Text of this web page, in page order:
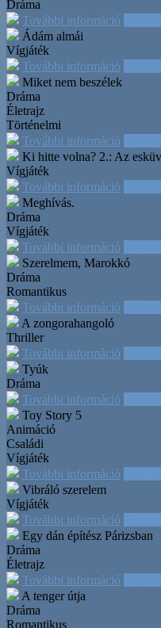
Dráma
További információ
Ádám almái
Vígjáték
További információ
Miket nem beszélek
Dráma
Életrajz
Történelmi
További információ
Ki hitte volna? 2.: Az
Vígjáték
További információ
Meghívás.
Dráma
Vígjáték
További információ
Szerelmem, Marokkó
Dráma
Romantikus
További információ
A zongorahangoló
Thriller
További információ
Tyúk
Dráma
További információ
Toy Story 5
Animáció
Családi
Vígjáték
További információ
Vibráló szerelem
Vígjáték
További információ
Egy dán építész Párizsban
Dráma
Életrajz
További információ
A tenger útja
Dráma
Romantikus